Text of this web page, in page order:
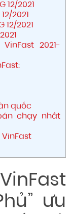
12/2021
2021
12/2021
2021-
quốc
chạy nhất
ưu